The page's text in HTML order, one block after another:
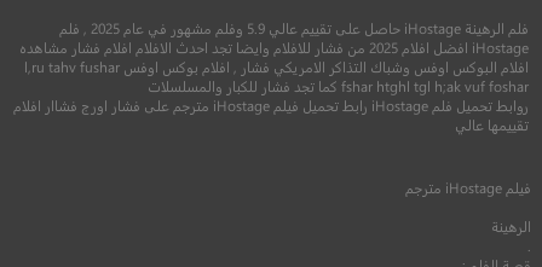
2023
5.9
فلم الرهينة iHostage حاصل على تقييم عالي 5.9 وفلم مشهور في عام 2025 , فلم
iHostage افضل افلام 2025 من فشار للافلام وايضا تجد احدث الافلام افلام فشار مشاهده
افلام البوكس اوفس وشباك التذاكر الامريكي فشار , افلام بوكس اوفس l,ru tahv fushar
fshar htghl tgl h;ak vuf foshar كما تجد فشار للكبار والمسلسلات
روابط تحميل فلم iHostage رابط تحميل فيلم iHostage مترجم على فشار اورج فشاار افلام
تقييمها عالي
فيلم iHostage مترجم
الرهينة